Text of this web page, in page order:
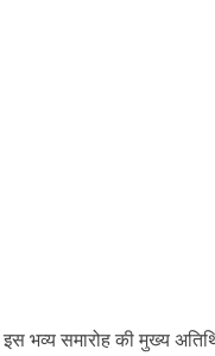
इस भव्य समारोह की मुख्य